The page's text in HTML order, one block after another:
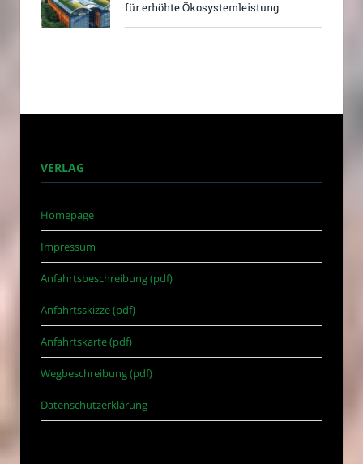
für erhöhte Ökosystemleistung
VERLAG
Homepage
Impressum
Anfahrtsbeschreibung (pdf)
Anfahrtsskizze (pdf)
Anfahrtskarte (pdf)
Wegbeschreibung (pdf)
Datenschutzerklärung